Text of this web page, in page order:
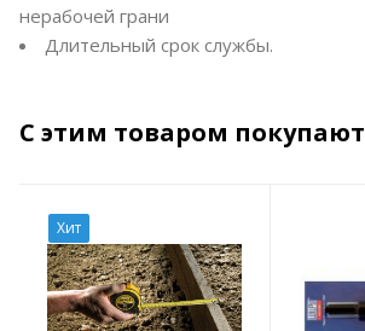
нерабочей грани
Длительный срок службы.
С этим товаром покупают
Хит